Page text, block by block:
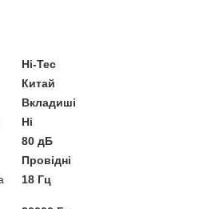
Hi-Tec
Китай
Вкладиші
Ні
80 дБ
Провідні
18 Гц